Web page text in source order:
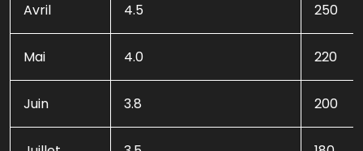
Avril 4.5 250
Mai 4.0 220
Juin 3.8 200